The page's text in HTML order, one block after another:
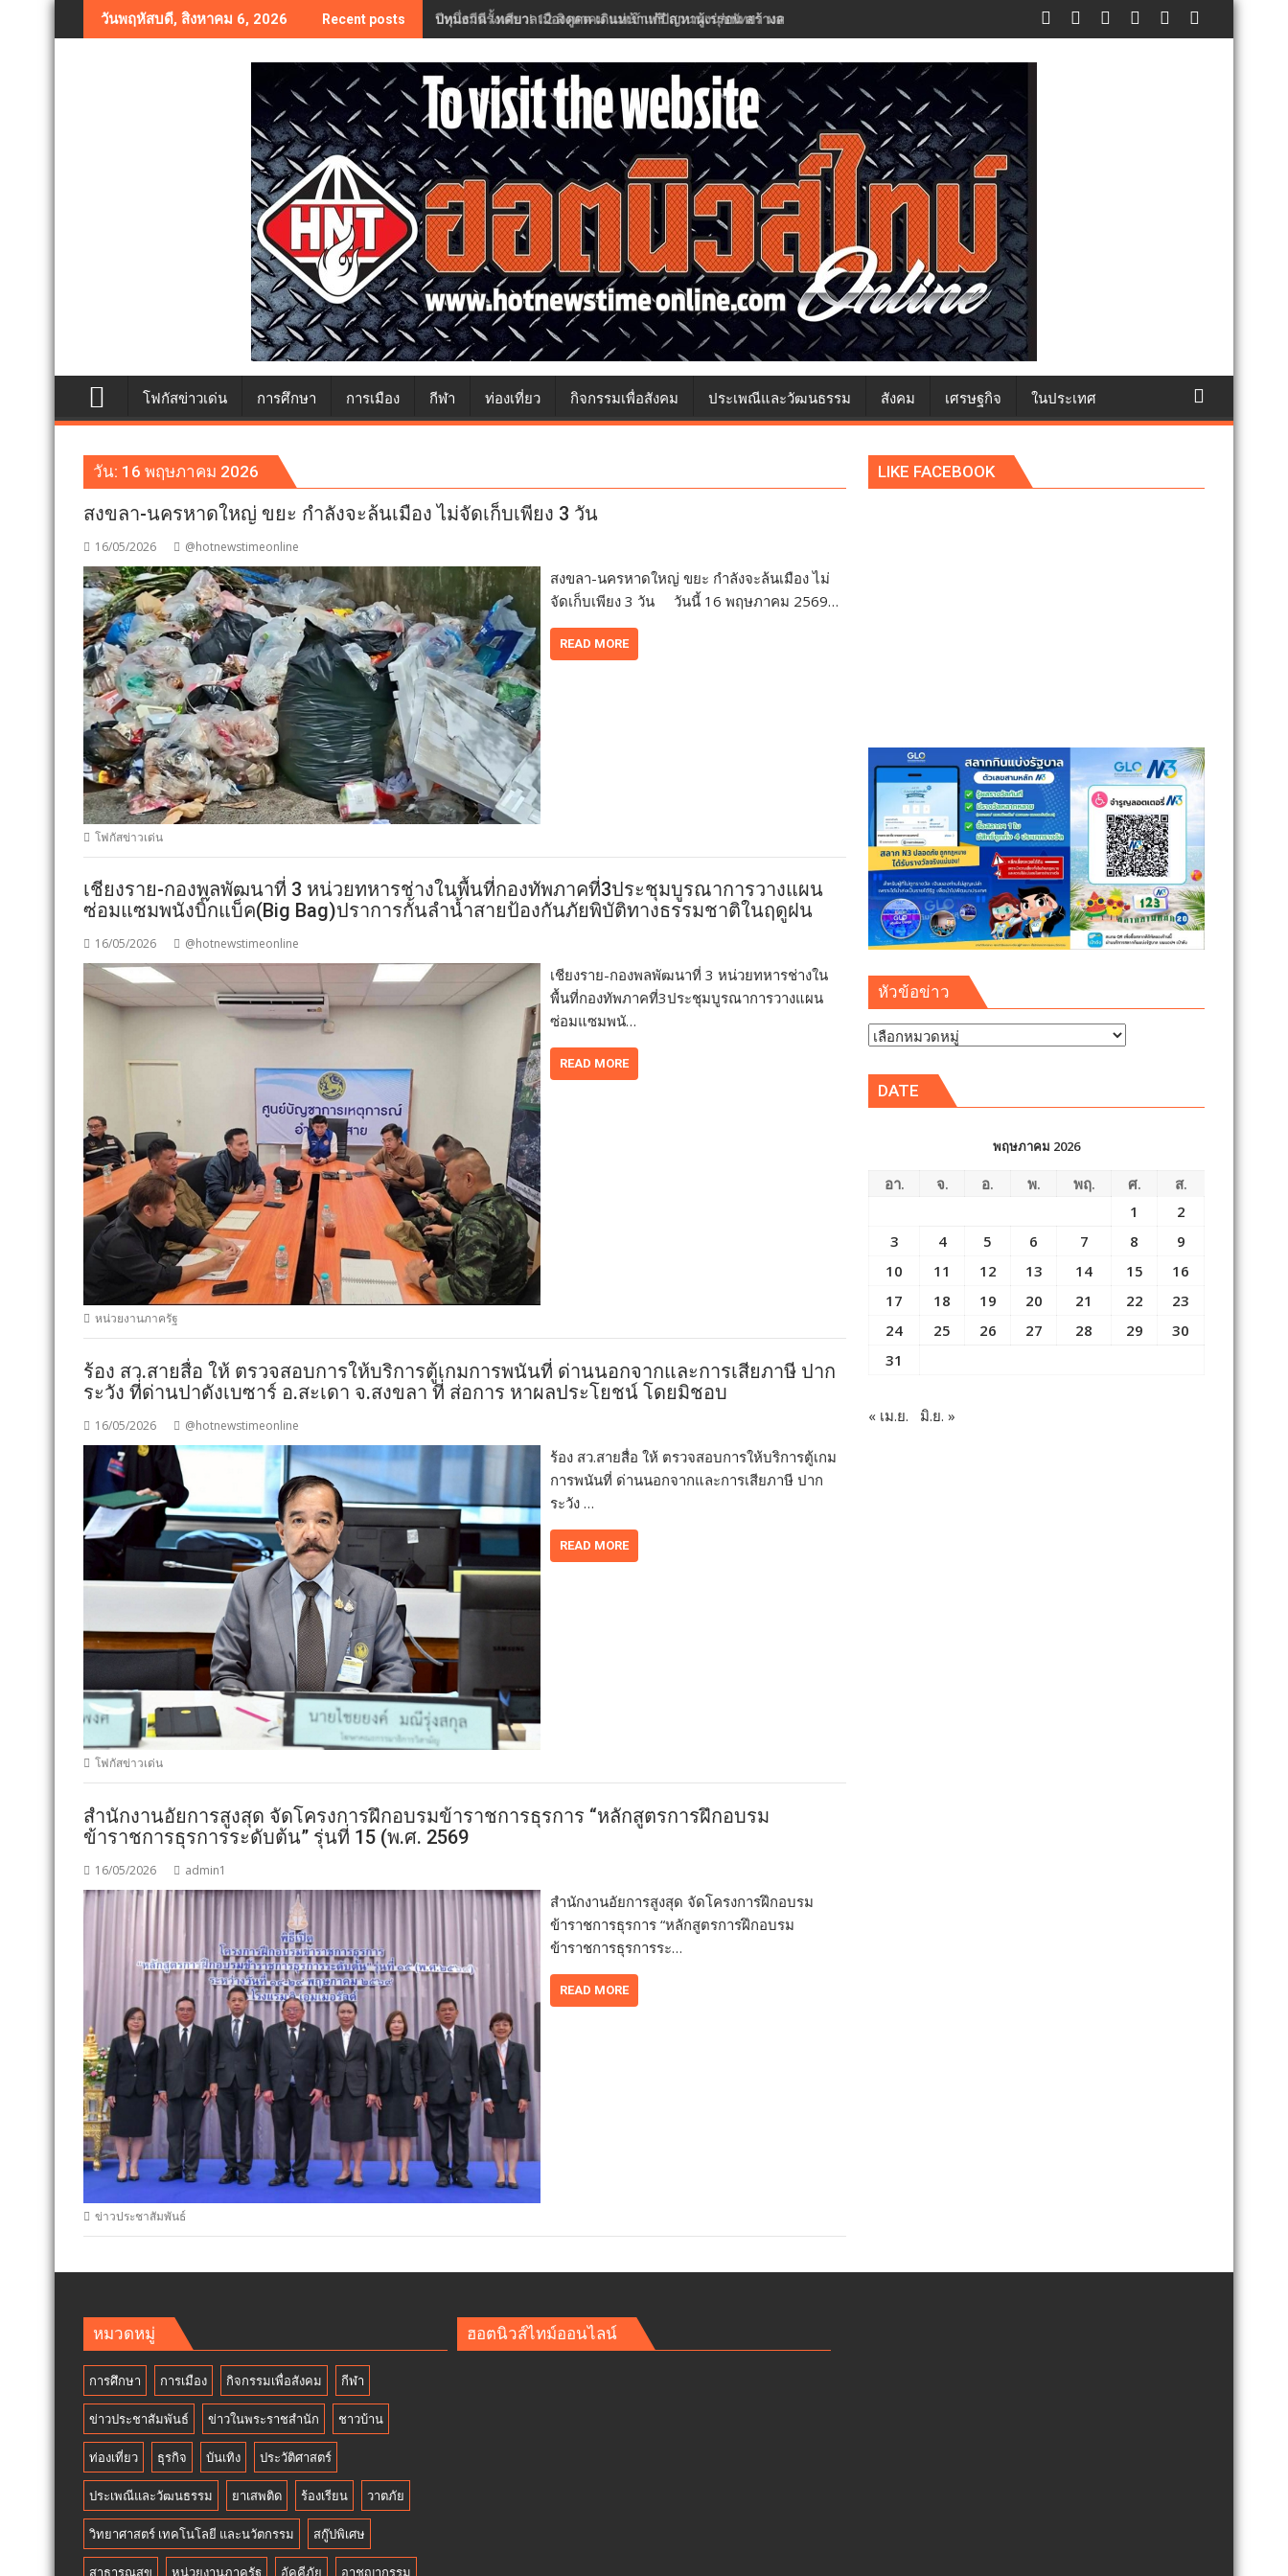
to
วันพฤหัสบดี, สิงหาคม 6, 2026 Recent posts ปทุมธานี เทศบาลเมืองคูคต เดินหน้าแก้ปัญหาผู้เร่ร่อน สร้างความปลอดภัยประชาชน
โฟกัสข่าวเด่น การศึกษา การเมือง กีฬา ท่องเที่ยว กิจกรรมเพื่อสังคม ประเพณีและวัฒนธรรม สังคม เศรษฐกิจ ในประเทศ
วัน: 16 พฤษภาคม 2026
สงขลา-นครหาดใหญ่ ขยะ กำลังจะล้นเมือง ไม่จัดเก็บเพียง 3 วัน
16/05/2026 @hotnewstimeonline
สงขลา-นครหาดใหญ่ ขยะ กำลังจะล้นเมือง ไม่
จัดเก็บเพียง 3 วัน วันนี้ 16 พฤษภาคม 2569…
READ MORE
โฟกัสข่าวเด่น
เชียงราย-กองพลพัฒนาที่ 3 หน่วยทหารช่างในพื้นที่กองทัพภาคที่3ประชุมบูรณาการวางแผน
ซ่อมแซมพนังบิ๊กแบ็ค(Big Bag)ปราการกั้นลำน้ำสายป้องกันภัยพิบัติทางธรรมชาติในฤดูฝน
16/05/2026 @hotnewstimeonline
เชียงราย-กองพลพัฒนาที่ 3 หน่วยทหารช่างใน
พื้นที่กองทัพภาคที่3ประชุมบูรณาการวางแผน
ซ่อมแซมพนั…
READ MORE
หน่วยงานภาครัฐ
ร้อง สว.สายสื่อ ให้ ตรวจสอบการให้บริการตู้เกมการพนันที่ ด่านนอกจากและการเสียภาษี ปาก
ระวัง ที่ด่านปาดังเบซาร์ อ.สะเดา จ.สงขลา ที่ ส่อการ หาผลประโยชน์ โดยมิชอบ
16/05/2026 @hotnewstimeonline
ร้อง สว.สายสื่อ ให้ ตรวจสอบการให้บริการตู้เกม
การพนันที่ ด่านนอกจากและการเสียภาษี ปาก
ระวัง …
READ MORE
โฟกัสข่าวเด่น
สำนักงานอัยการสูงสุด จัดโครงการฝึกอบรมข้าราชการธุรการ “หลักสูตรการฝึกอบรม
ข้าราชการธุรการระดับต้น” รุ่นที่ 15 (พ.ศ. 2569
16/05/2026 admin1
สำนักงานอัยการสูงสุด จัดโครงการฝึกอบรม
ข้าราชการธุรการ “หลักสูตรการฝึกอบรม
ข้าราชการธุรการระ…
READ MORE
ข่าวประชาสัมพันธ์
LIKE FACEBOOK
หัวข้อข่าว
หัวข้อ
DATE
พฤษภาคม 2026
อา. จ. อ. พ. พฤ. ศ.
ส.
1
2
3
4 5 6 7 8
9
10
11 12 13 14 15
16
17
18 19 20 21 22
23
24
25 26 27 28 29
30
31
« เม.ย. มิ.ย. »
หมวดหมู่
การศึกษา การเมือง กิจกรรมเพื่อสังคม กีฬา
ข่าวประชาสัมพันธ์ ข่าวในพระราชสำนัก ชาวบ้าน
ท่องเที่ยว ธุรกิจ บันเทิง ประวัติศาสตร์
ประเพณีและวัฒนธรรม ยาเสพติด ร้องเรียน วาตภัย
วิทยาศาสตร์ เทคโนโลยี และนวัตกรรม สกู๊ปพิเศษ
สาธารณสุข หน่วยงานภาครัฐ อัคคีภัย อาชญากรรม
ฮอตนิวส์ไทม์ออนไลน์